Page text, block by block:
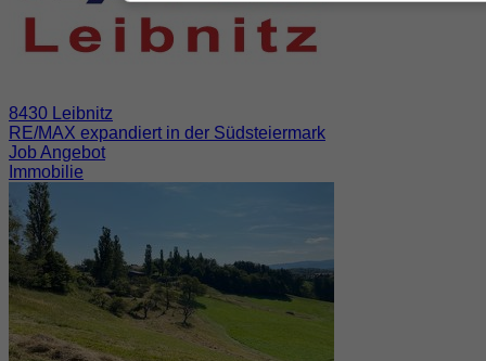
8430 Leibnitz
RE/MAX expandiert in der Südsteiermark
Job Angebot
Immobilie